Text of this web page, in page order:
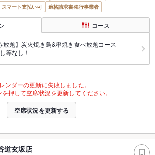
スマート支払い可 適格請求書発行事業者
コース
放題】炭火焼き鳥&串焼き食べ放題コース
等なし！
ンダーの更新に失敗しました。
押して空席状況を更新してください。
空席状況を更新する
玄坂店